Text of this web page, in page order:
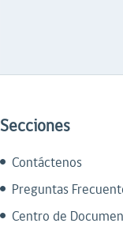
Secciones
Contáctenos
Preguntas
Centro de